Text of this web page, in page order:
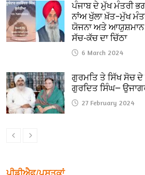
ਪੰਜਾਬ ਦੇ ਮੁੱਖ ਮੰਤਰੀ
ਨਾਂਅ ਖੁੱਲਾ ਖ਼ੱਤ–ਮੁੱਖ
ਯੋਜਨਾ ਅਤੇ ਆਯੁਸ਼ਮਾਨ
ਸੱਚ-ਕੱਚ ਦਾ ਚਿੱਠਾ
6 March 2024
ਗੁਰਮਤਿ ਤੇ ਸਿੱਖ ਸੋਚ
ਗੁਰਦਿਤ ਸਿੰਘ—
27 February 2024
ਪੀਡੀਐਫ/ਪੁਸਤਕਾਂ